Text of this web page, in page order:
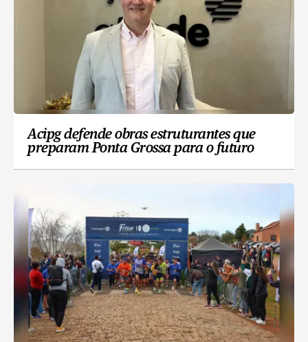
Acipg defende obras estruturantes que
preparam Ponta Grossa para o futuro